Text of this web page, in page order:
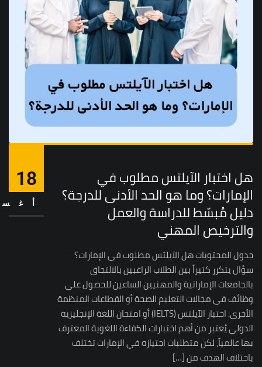
هل اختبار الآيلتس مطلوب في
الإمارات؟ وما هو الحد الأدنى للدرجة؟
دليل مُبسّط للدراسة والعمل
والترخيص المهني
جدول المحتويات هل الآيلتس مطلوب في الإمارات؟
سؤال يتكرر كثيراً بين الطلاب الراغبين بالالتحاق
بالجامعات الإماراتية والمهنيين الساعين للحصول على
وظائف في مجالات التعليم الصحة أو القطاعات المنظمة
الأخرى. اختبار الآيلتس (IELTS) أو امتحان اللغة الإنجليزية
الدولي يُعتبر من أهم اختبارات الكفاءة اللغوية المعترف
بها عالمياً، لكن متطلبات اجتيازه في الإمارات تختلف
باختلاف الهدف من […]
18